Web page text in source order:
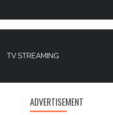
TV STREAMING
ADVERTISEMENT